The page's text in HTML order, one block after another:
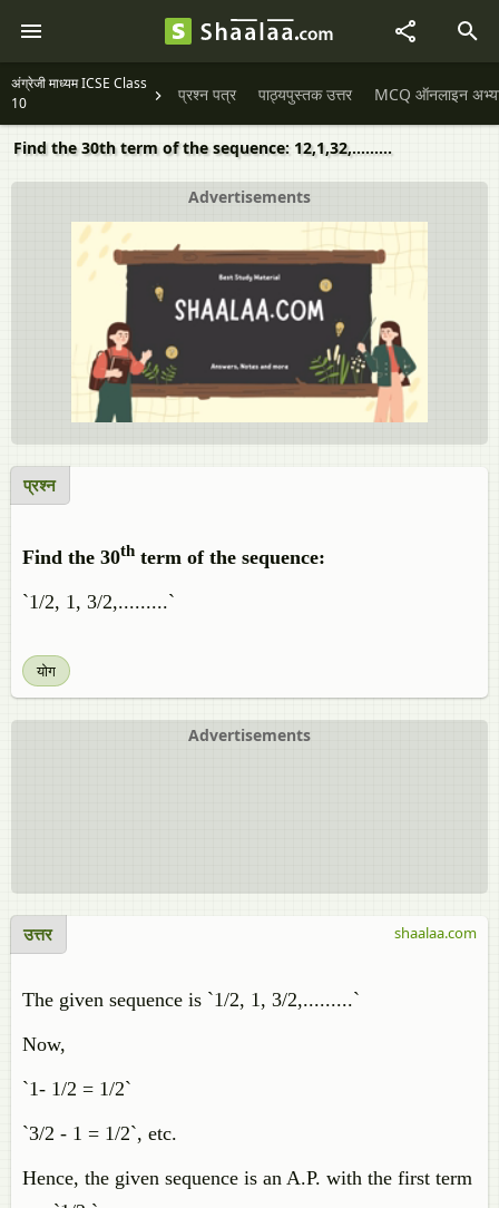
अंग्रेजी माध्यम ICSE Class
10
प्रश्न पत्र पाठ्यपुस्तक उत्तर MCQ ऑनलाइन
Find the 30th term of the sequence: 12,1,32,.........
Advertisements
प्रश्न
Find the 30th term of the sequence:
`1/2, 1, 3/2,.........`
योग
Advertisements
उत्तर
The given sequence is `1/2, 1, 3/2,.........`
Now,
`1- 1/2 = 1/2`
`3/2 - 1 = 1/2`, etc.
Hence, the given sequence is an A.P. with the first term
shaalaa.com